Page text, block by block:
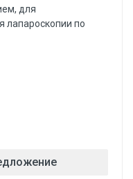
для
лапароскопии по